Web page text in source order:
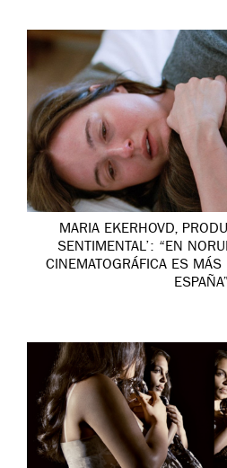
MARIA EKERHOVD,
SENTIMENTAL’: “EN
CINEMATOGRÁFICA ES MÁS
ESPAÑA”